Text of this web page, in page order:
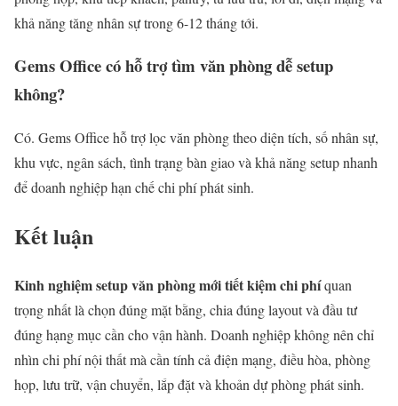
khả năng tăng nhân sự trong 6-12 tháng tới.
Gems Office có hỗ trợ tìm văn phòng dễ setup
không?
Có. Gems Office hỗ trợ lọc văn phòng theo diện tích, số nhân sự,
khu vực, ngân sách, tình trạng bàn giao và khả năng setup nhanh
để doanh nghiệp hạn chế chi phí phát sinh.
Kết luận
Kinh nghiệm setup văn phòng mới tiết kiệm chi phíquan
trọng nhất là chọn đúng mặt bằng, chia đúng layout và đầu tư
đúng hạng mục cần cho vận hành. Doanh nghiệp không nên chỉ
nhìn chi phí nội thất mà cần tính cả điện mạng, điều hòa, phòng
họp, lưu trữ, vận chuyển, lắp đặt và khoản dự phòng phát sinh.